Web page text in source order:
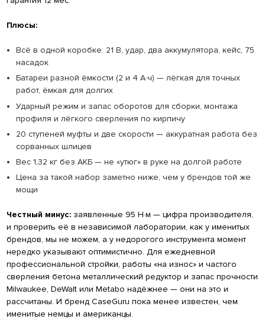
Плюсы:
Всё в одной коробке: 21 В, удар, два аккумулятора, кейс, 75
насадок
Батареи разной ёмкости (2 и 4 А·ч) — лёгкая для точных
работ, ёмкая для долгих
Ударный режим и запас оборотов для сборки, монтажа
профиля и лёгкого сверления по кирпичу
20 ступеней муфты и две скорости — аккуратная работа без
сорванных шлицев
Вес 1,32 кг без АКБ — не «утюг» в руке на долгой работе
Цена за такой набор заметно ниже, чем у брендов той же
мощи
Честный минус:заявленные 95 Н·м — цифра производителя,
и проверить её в независимой лаборатории, как у именитых
брендов, мы не можем, а у недорогого инструмента момент
нередко указывают оптимистично. Для ежедневной
профессиональной стройки, работы «на износ» и частого
сверления бетона металлический редуктор и запас прочности
Milwaukee, DeWalt или Metabo надёжнее — они на это и
рассчитаны. И бренд CaseGuru пока менее известен, чем
именитые немцы и американцы.